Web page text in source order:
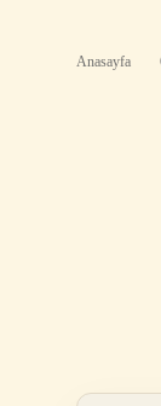
Anasayfa